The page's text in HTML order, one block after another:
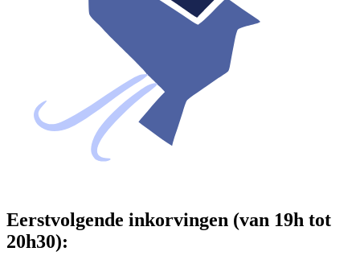
Eerstvolgende inkorvingen (van 19h tot
20h30):